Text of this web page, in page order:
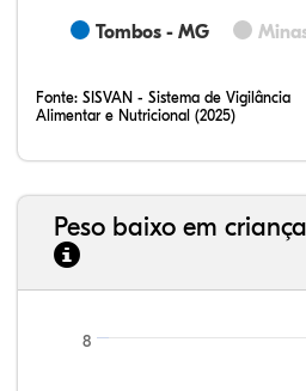
Tombos - MG
Fonte: SISVAN - Sistema de Vigilância
Alimentar e Nutricional (2025)
Peso baixo em
8